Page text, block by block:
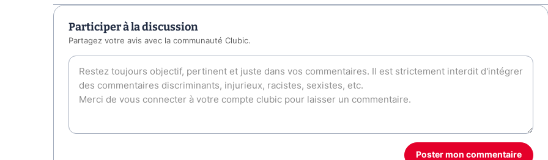
Participer à la discussion
Partagez votre avis avec la communauté Clubic.
Poster mon commentaire